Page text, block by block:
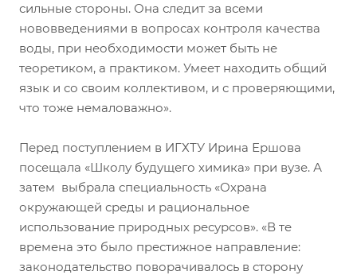
сильные стороны. Она следит за всеми
нововведениями в вопросах контроля качества
воды, при необходимости может быть не
теоретиком, а практиком. Умеет находить общий
язык и со своим коллективом, и с проверяющими,
что тоже немаловажно».
Перед поступлением в ИГХТУ Ирина Ершова
посещала «Школу будущего химика» при вузе. А
затем выбрала специальность «Охрана
окружающей среды и рациональное
использование природных ресурсов». «В те
времена это было престижное направление:
законодательство поворачивалось в сторону